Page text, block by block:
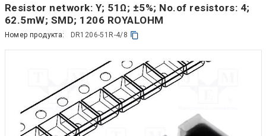
Resistor network: Y; 51Ω; ±5%; No.of resistors: 4;
62.5mW; SMD; 1206 ROYALOHM
Номер продукта: DR1206-51R-4/8